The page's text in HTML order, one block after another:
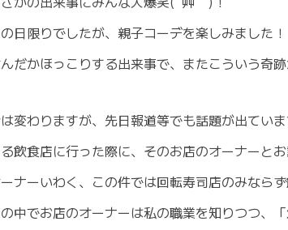
日限りでしたが、親子コーデを楽しみました！
だかほっこりする出来事で、またこういう奇
変わりますが、先日報道等でも話題が出てい
飲食店に行った際に、そのお店のオーナーと
ナーいわく、この件では回転寿司店のみなら
中でお店のオーナーは私の職業を知りつつ、